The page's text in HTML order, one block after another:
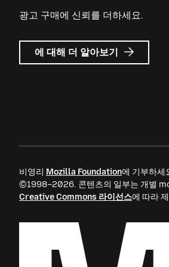
광고 구매에 신뢰를 더하세요.
Mozilla
Ads
에 대해 더 알아보기
비영리 Mozilla Foundation에 기부하세
©1998–2026. 콘텐츠의 일부는 개별
Creative Commons 라이선스에 따라